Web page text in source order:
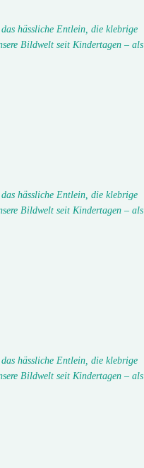
hässliche Entlein, die klebrige
Bildwelt seit Kindertagen – als
hässliche Entlein, die klebrige
Bildwelt seit Kindertagen – als
hässliche Entlein, die klebrige
Bildwelt seit Kindertagen – als